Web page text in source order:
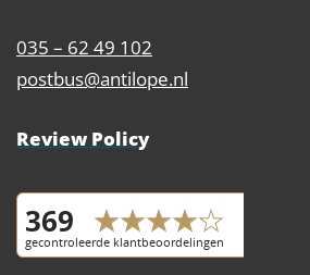
035 – 62 49 102
postbus@antilope.nl
Review Policy